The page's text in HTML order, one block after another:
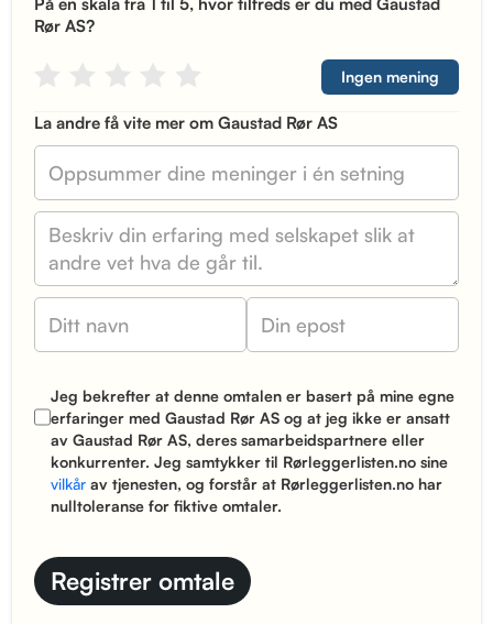
Rør AS?
Ingen mening
La andre få vite mer om Gaustad Rør AS
Jeg bekrefter at denne omtalen er basert på mine egne
erfaringer med Gaustad Rør AS og at jeg ikke er ansatt
av Gaustad Rør AS, deres samarbeidspartnere eller
konkurrenter. Jeg samtykker til Rørleggerlisten.no sine
vilkårav tjenesten, og forstår at Rørleggerlisten.no har
nulltoleranse for fiktive omtaler.